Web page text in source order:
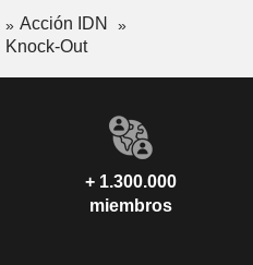
Acción IDN
Knock-Out
+ 1.300.000
miembros